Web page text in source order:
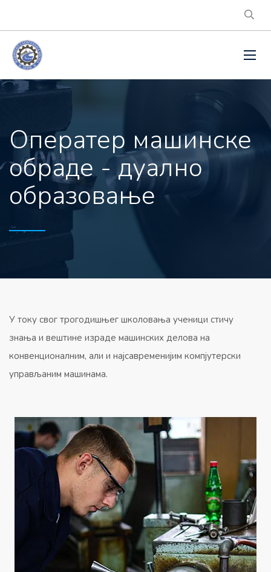
Оператер машинске
обраде - дуално
образовање
У току свог трогодишњег школовања ученици стичу
знања и вештине израде машинских делова на
конвенционалним, али и најсавременијим компјутерски
управљаним машинама.